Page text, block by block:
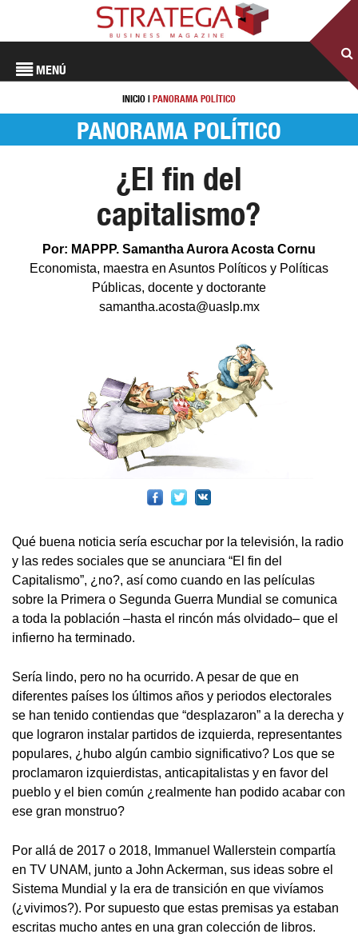
MENÚ
INICIO | PANORAMA POLÍTICO
PANORAMA POLÍTICO
¿El fin del
capitalismo?
Por: MAPPP. Samantha Aurora Acosta Cornu
Economista, maestra en Asuntos Políticos y Políticas
Públicas, docente y doctorante
samantha.acosta@uaslp.mx
Qué buena noticia sería escuchar por la televisión, la radio
y las redes sociales que se anunciara “El fin del
Capitalismo”, ¿no?, así como cuando en las películas
sobre la Primera o Segunda Guerra Mundial se comunica
a toda la población –hasta el rincón más olvidado– que el
infierno ha terminado.
Sería lindo, pero no ha ocurrido. A pesar de que en
diferentes países los últimos años y periodos electorales
se han tenido contiendas que “desplazaron” a la derecha y
que lograron instalar partidos de izquierda, representantes
populares, ¿hubo algún cambio significativo? Los que se
proclamaron izquierdistas, anticapitalistas y en favor del
pueblo y el bien común ¿realmente han podido acabar con
ese gran monstruo?
Por allá de 2017 o 2018, Immanuel Wallerstein compartía
en TV UNAM, junto a John Ackerman, sus ideas sobre el
Sistema Mundial y la era de transición en que vivíamos
(¿vivimos?). Por supuesto que estas premisas ya estaban
escritas mucho antes en una gran colección de libros.